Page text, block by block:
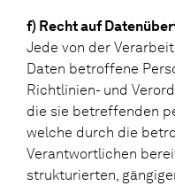
f) Recht auf
Jede von der
Daten betroffene
Richtlinien- und
die sie betreffenden
welche durch die
Verantwortlichen
strukturierten,